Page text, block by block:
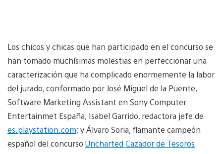
Los chicos y chicas que han participado en el concurso se
han tomado muchísimas molestias en perfeccionar una
caracterización que ha complicado enormemente la labor
del jurado, conformado por José Miguel de la Puente,
Software Marketing Assistant en Sony Computer
Entertainmet España; Isabel Garrido, redactora jefe de
es.playstation.com; y Álvaro Soria, flamante campeón
español del concurso Uncharted Cazador de Tesoros